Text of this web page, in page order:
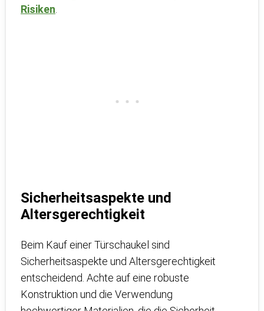
Risiken
Sicherheitsaspekte und
Altersgerechtigkeit
Beim Kauf einer Türschaukel sind
Sicherheitsaspekte und Altersgerechtigkeit
entscheidend. Achte auf eine robuste
Konstruktion und die Verwendung